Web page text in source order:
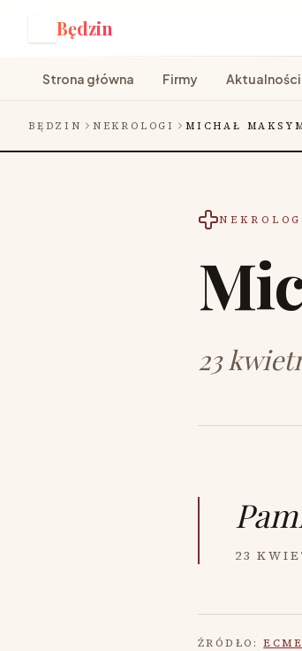
Będzin
Strona główna Firmy Aktualności
BĘDZIN NEKROLOGI MICHAŁ
NEKROLOG
23
23
ŹRÓDŁO: